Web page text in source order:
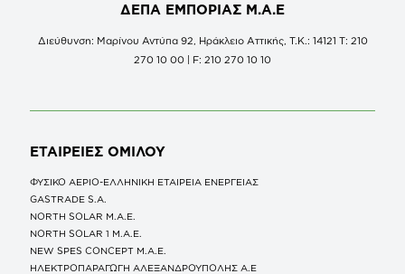
ΔΕΠΑ ΕΜΠΟΡΙΑΣ Μ.Α.Ε
Διεύθυνση: Μαρίνου Αντύπα 92, Ηράκλειο Αττικής, Τ.Κ.: 14121 Τ: 210
270 10 00 | F: 210 270 10 10
ΕΤΑΙΡΕΙΕΣ ΟΜΙΛΟΥ
ΦΥΣΙΚΟ ΑΕΡΙΟ-ΕΛΛΗΝΙΚΗ ΕΤΑΙΡΕΙΑ ΕΝΕΡΓΕΙΑΣ
GASTRADE S.A.
NORTH SOLAR M.Α.Ε.
NORTH SOLAR 1 M.Α.Ε.
NEW SPES CONCEPT Μ.Α.Ε.
ΗΛΕΚΤΡΟΠΑΡΑΓΩΓΗ ΑΛΕΞΑΝΔΡΟΥΠΟΛΗΣ A.E